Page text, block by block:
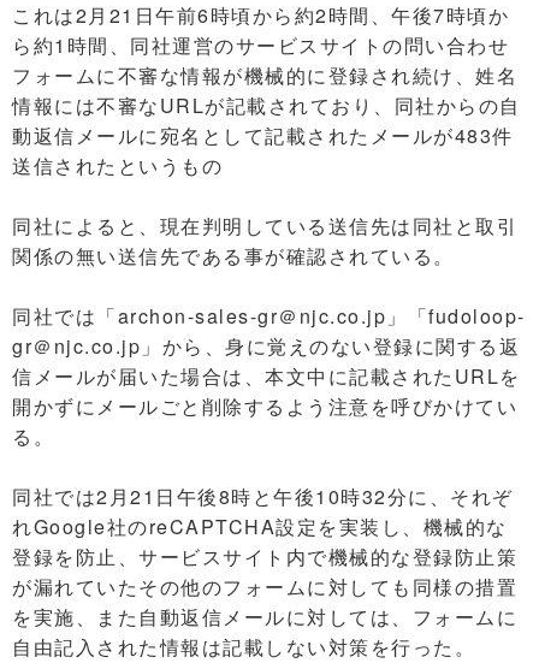
これは2月21日午前6時頃から約2時間、午後7時頃か
ら約1時間、同社運営のサービスサイトの問い合わせ
フォームに不審な情報が機械的に登録され続け、姓名
情報には不審なURLが記載されており、同社からの自
動返信メールに宛名として記載されたメールが483件
送信されたというもの
同社によると、現在判明している送信先は同社と取引
関係の無い送信先である事が確認されている。
同社では「archon-sales-gr＠njc.co.jp」「fudoloop-
gr＠njc.co.jp」から、身に覚えのない登録に関する返
信メールが届いた場合は、本文中に記載されたURLを
開かずにメールごと削除するよう注意を呼びかけてい
る。
同社では2月21日午後8時と午後10時32分に、それぞ
れGoogle社のreCAPTCHA設定を実装し、機械的な
登録を防止、サービスサイト内で機械的な登録防止策
が漏れていたその他のフォームに対しても同様の措置
を実施、また自動返信メールに対しては、フォームに
自由記入された情報は記載しない対策を行った。